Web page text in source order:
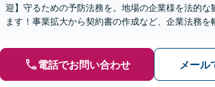
迎】守るための予防法務を。地場の企業様を法的な
ます！事業拡大から契約書の作成など、企業法務を
電話でお問い合わせ メール